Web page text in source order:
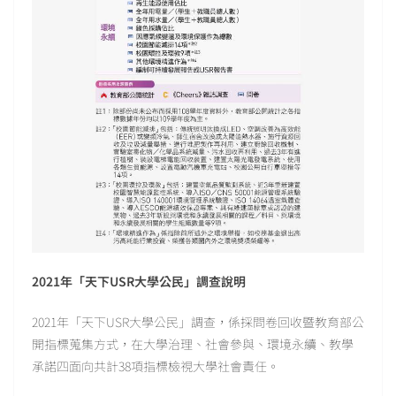
2021年「天下USR大學公民」調查說明
2021年「天下USR大學公民」調查，係採問卷回收暨教育部公
開指標蒐集方式，在大學治理、社會參與、環境永續、教學
承諾四面向共計38項指標檢視大學社會責任。